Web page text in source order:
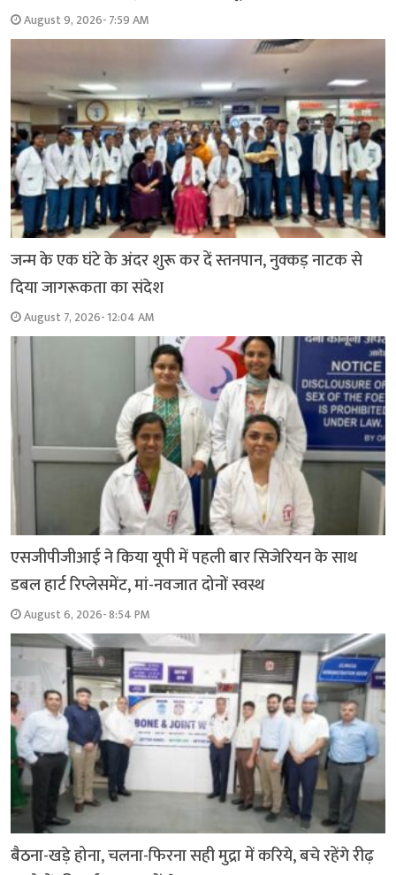
August 9, 2026- 7:59 AM
जन्म के एक घंटे के अंदर शुरू कर दें स्तनपान, नुक्कड़ नाटक से
दिया जागरूकता का संदेश
August 7, 2026- 12:04 AM
एसजीपीजीआई ने किया यूपी में पहली बार सिजेरियन के साथ
डबल हार्ट रिप्लेसमेंट, मां-नवजात दोनों स्वस्थ
August 6, 2026- 8:54 PM
बैठना-खड़े होना, चलना-फिरना सही मुद्रा में करिये, बचे रहेंगे रीढ़